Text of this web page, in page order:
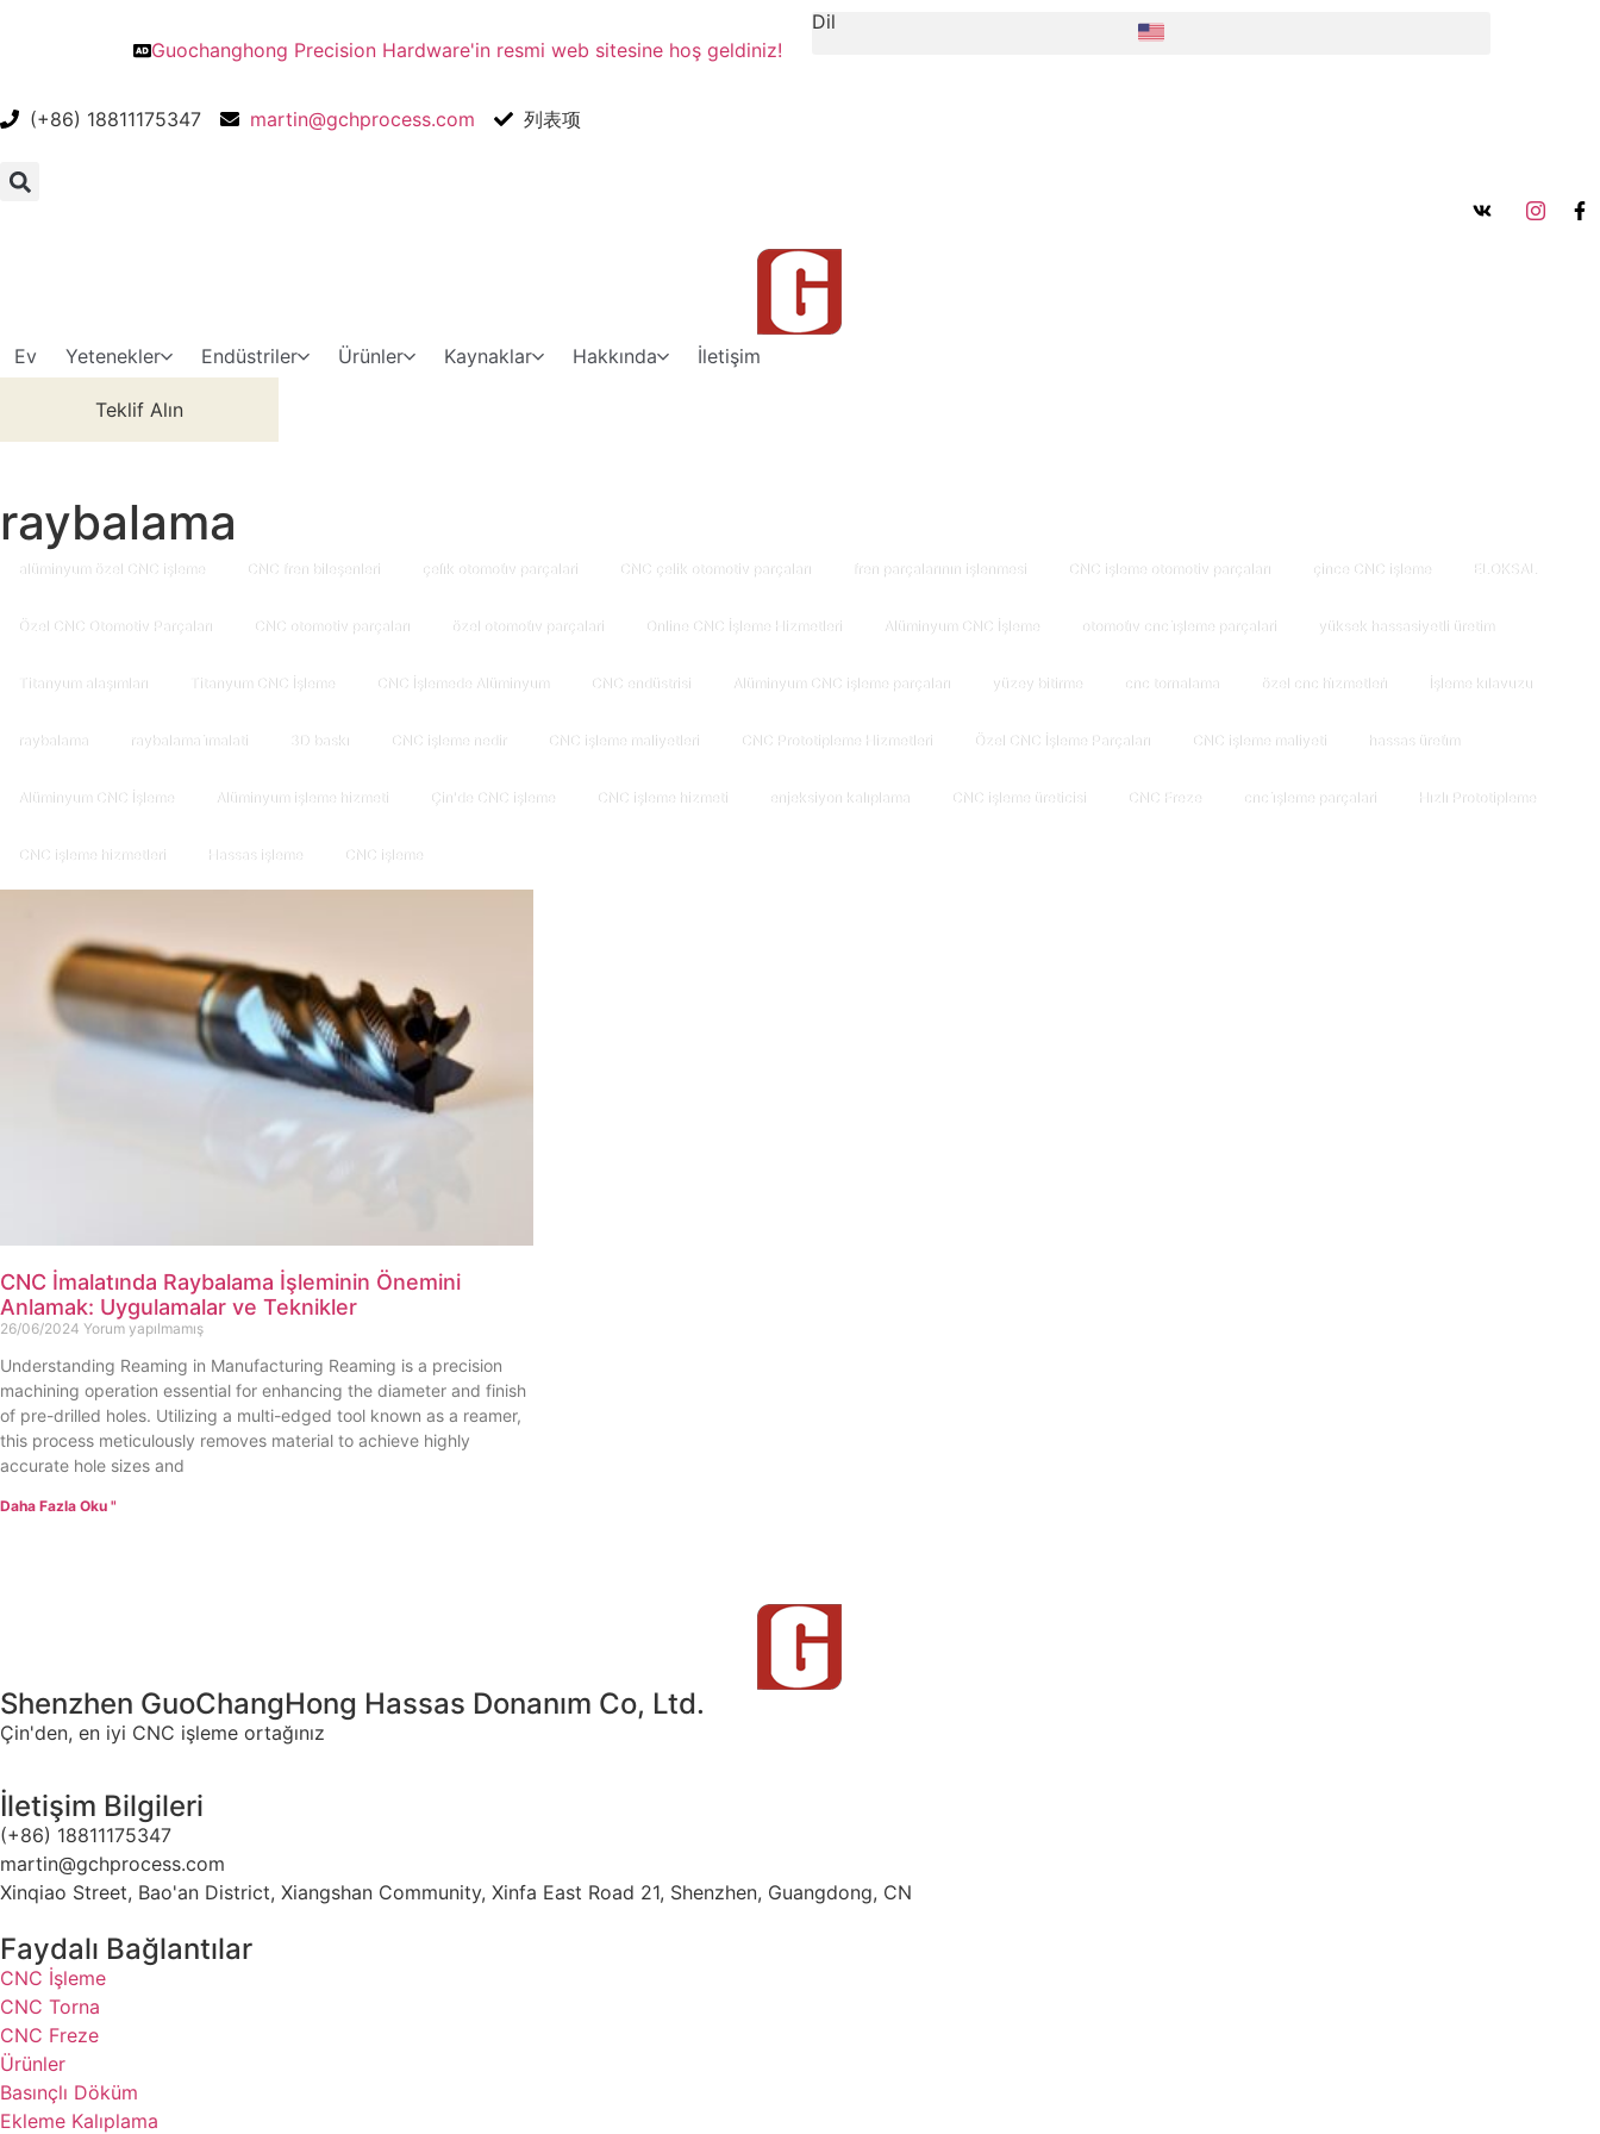
Guochanghong Precision Hardware'in resmi web sitesine hoş geldiniz!
Dil
(+86) 18811175347 martin@gchprocess.com 列表项
Ev Yetenekler Endüstriler Ürünler Kaynaklar Hakkında İletişim
Teklif Alın
raybalama
alüminyum özel CNC işleme CNC fren bileşenleri çeli̇k otomoti̇v parçalari CNC çelik otomotiv parçaları fren parçalarının işlenmesi CNC işleme otomotiv parçaları çince CNC işleme ELOKSAL
Özel CNC Otomotiv Parçaları CNC otomotiv parçaları özel otomoti̇v parçalari Online CNC İşleme Hizmetleri Alüminyum CNC İşleme otomoti̇v cnc i̇şleme parçalari yüksek hassasiyetli üretim
Titanyum alaşımları Titanyum CNC İşleme CNC İşlemede Alüminyum CNC endüstrisi Alüminyum CNC işleme parçaları yüzey bitirme cnc tornalama özel cnc hi̇zmetleri̇ İşleme kılavuzu
raybalama raybalama i̇malati 3D baskı CNC işleme nedir CNC işleme maliyetleri CNC Prototipleme Hizmetleri Özel CNC İşleme Parçaları CNC işleme maliyeti hassas üreti̇m
Alüminyum CNC İşleme Alüminyum işleme hizmeti Çin'de CNC işleme CNC işleme hizmeti enjeksiyon kalıplama CNC işleme üreticisi CNC Freze cnc i̇şleme parçalari Hızlı Prototipleme
CNC işleme hizmetleri Hassas işleme CNC işleme
CNC İmalatında Raybalama İşleminin Önemini
Anlamak: Uygulamalar ve Teknikler
26/06/2024 Yorum yapılmamış
Understanding Reaming in Manufacturing Reaming is a precision
machining operation essential for enhancing the diameter and finish
of pre-drilled holes. Utilizing a multi-edged tool known as a reamer,
this process meticulously removes material to achieve highly
accurate hole sizes and
Daha Fazla Oku "
Shenzhen GuoChangHong Hassas Donanım Co, Ltd.
Çin'den, en iyi CNC işleme ortağınız
İletişim Bilgileri
(+86) 18811175347
martin@gchprocess.com
Xinqiao Street, Bao'an District, Xiangshan Community, Xinfa East Road 21, Shenzhen, Guangdong, CN
Faydalı Bağlantılar
CNC İşleme
CNC Torna
CNC Freze
Ürünler
Basınçlı Döküm
Ekleme Kalıplama